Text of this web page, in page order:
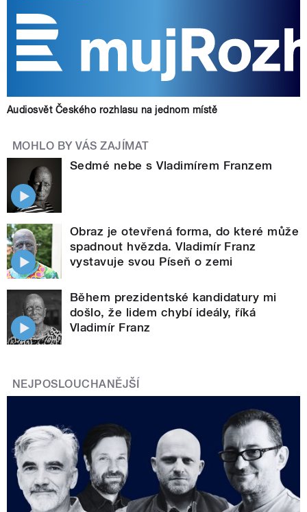
Audiosvět Českého rozhlasu na jednom místě
MOHLO BY VÁS ZAJÍMAT
Sedmé nebe s Vladimírem Franzem
Obraz je otevřená forma, do které může
spadnout hvězda. Vladimír Franz
vystavuje svou Píseň o zemi
Během prezidentské kandidatury mi
došlo, že lidem chybí ideály, říká
Vladimír Franz
NEJPOSLOUCHANĚJŠÍ